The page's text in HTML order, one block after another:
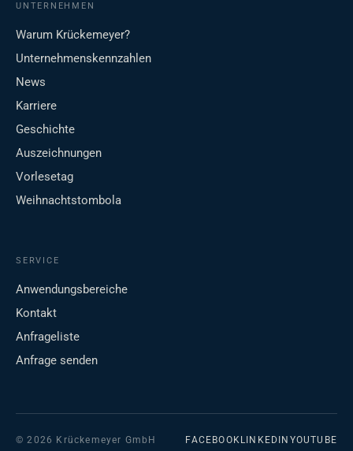
UNTERNEHMEN
Warum Krückemeyer?
Unternehmenskennzahlen
News
Karriere
Geschichte
Auszeichnungen
Vorlesetag
Weihnachtstombola
SERVICE
Anwendungsbereiche
Kontakt
Anfrageliste
Anfrage senden
© 2026 Krückemeyer GmbH FACEBOOK LINKEDIN YOUTUBE